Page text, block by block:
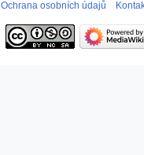
Ochrana osobních údajů